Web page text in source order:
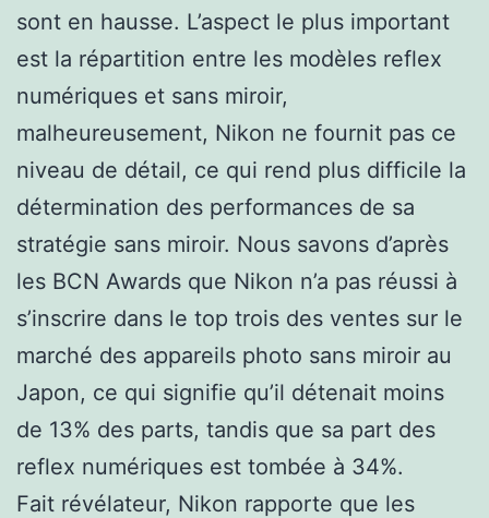
sont en hausse. L’aspect le plus important
est la répartition entre les modèles reflex
numériques et sans miroir,
malheureusement, Nikon ne fournit pas ce
niveau de détail, ce qui rend plus difficile la
détermination des performances de sa
stratégie sans miroir. Nous savons d’après
les BCN Awards que Nikon n’a pas réussi à
s’inscrire dans le top trois des ventes sur le
marché des appareils photo sans miroir au
Japon, ce qui signifie qu’il détenait moins
de 13% des parts, tandis que sa part des
reflex numériques est tombée à 34%.
Fait révélateur, Nikon rapporte que les